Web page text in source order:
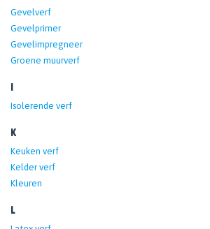
Gevelverf
Gevelprimer
Gevelimpregneer
Groene muurverf
I
Isolerende verf
K
Keuken verf
Kelder verf
Kleuren
L